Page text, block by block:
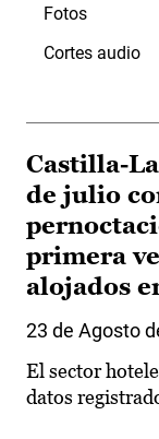
Fotos
Cortes audio
Castilla-
de julio
primera
alojados
23 de Agosto
El sector
datos